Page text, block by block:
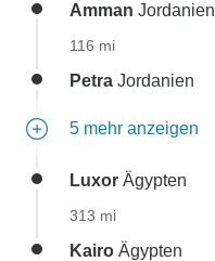
Amman Jordanien
116 mi
Petra Jordanien
5 mehr anzeigen
Luxor Ägypten
313 mi
Kairo Ägypten